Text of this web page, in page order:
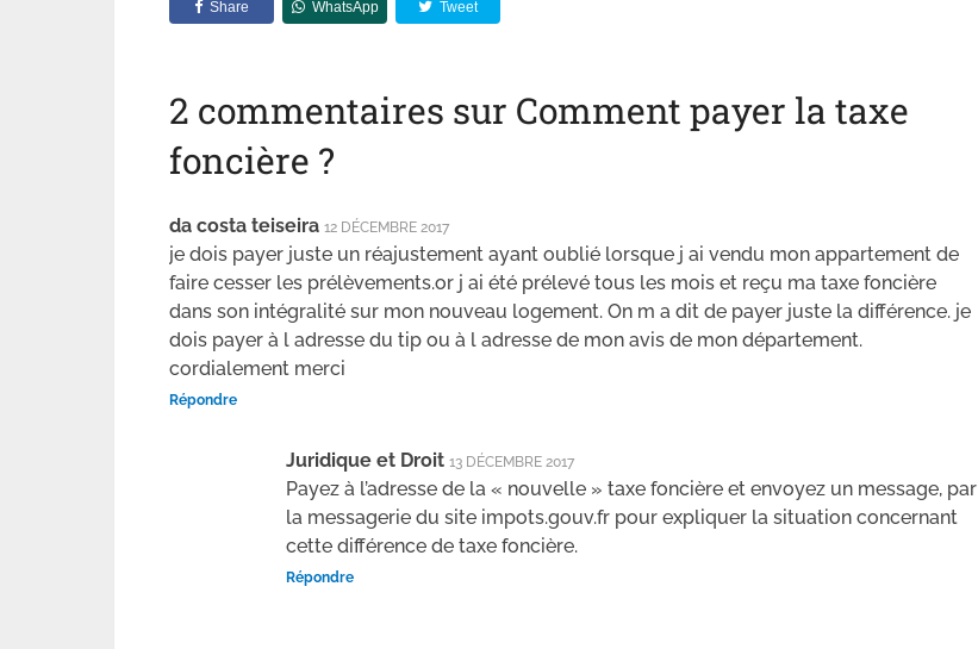
Share WhatsApp Tweet
2 commentaires sur Comment payer la taxe
foncière ?
da costa teiseira 12 DÉCEMBRE 2017
je dois payer juste un réajustement ayant oublié lorsque j ai vendu mon appartement de
faire cesser les prélèvements.or j ai été prélevé tous les mois et reçu ma taxe foncière
dans son intégralité sur mon nouveau logement. On m a dit de payer juste la différence. je
dois payer à l adresse du tip ou à l adresse de mon avis de mon département.
cordialement merci
Répondre
Juridique et Droit 13 DÉCEMBRE 2017
Payez à l’adresse de la « nouvelle » taxe foncière et envoyez un message, par
la messagerie du site impots.gouv.fr pour expliquer la situation concernant
cette différence de taxe foncière.
Répondre